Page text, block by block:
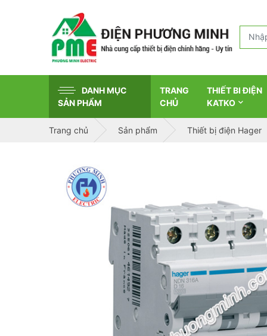
DANH MỤC
SẢN PHẨM
TRANG
CHỦ
THIẾT BI ĐIỆN
KATKO
Trang chủ Sản phẩm Thiết bị điện Hager